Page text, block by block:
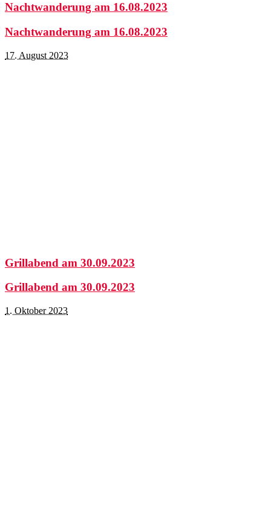
Nachtwanderung am 16.08.2023
Nachtwanderung am 16.08.2023
17. August 2023
Grillabend am 30.09.2023
Grillabend am 30.09.2023
1. Oktober 2023